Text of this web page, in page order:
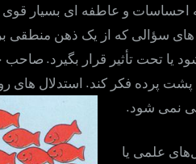
احساسات و عاطفه ای بسیار قوی
سؤالی که از یک ذهن منطقی
تحت تأثیر قرار بگیرد. صاحب
پشت پرده فکر کند. استدلال های
نمی شود.
علمی یا